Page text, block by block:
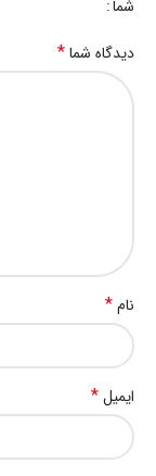
شما
دیدگاه شما*
نام*
ایمیل*